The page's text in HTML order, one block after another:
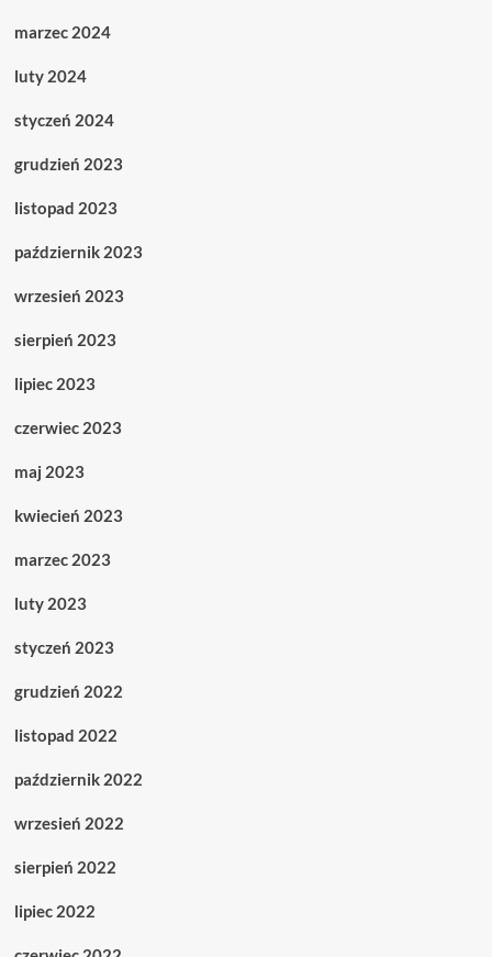
marzec 2024
luty 2024
styczeń 2024
grudzień 2023
listopad 2023
październik 2023
wrzesień 2023
sierpień 2023
lipiec 2023
czerwiec 2023
maj 2023
kwiecień 2023
marzec 2023
luty 2023
styczeń 2023
grudzień 2022
listopad 2022
październik 2022
wrzesień 2022
sierpień 2022
lipiec 2022